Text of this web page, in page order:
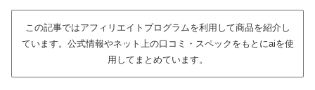
この記事ではアフィリエイトプログラムを利用して商品を紹介し
ています。公式情報やネット上の口コミ・スペックをもとにaiを使
用してまとめています。